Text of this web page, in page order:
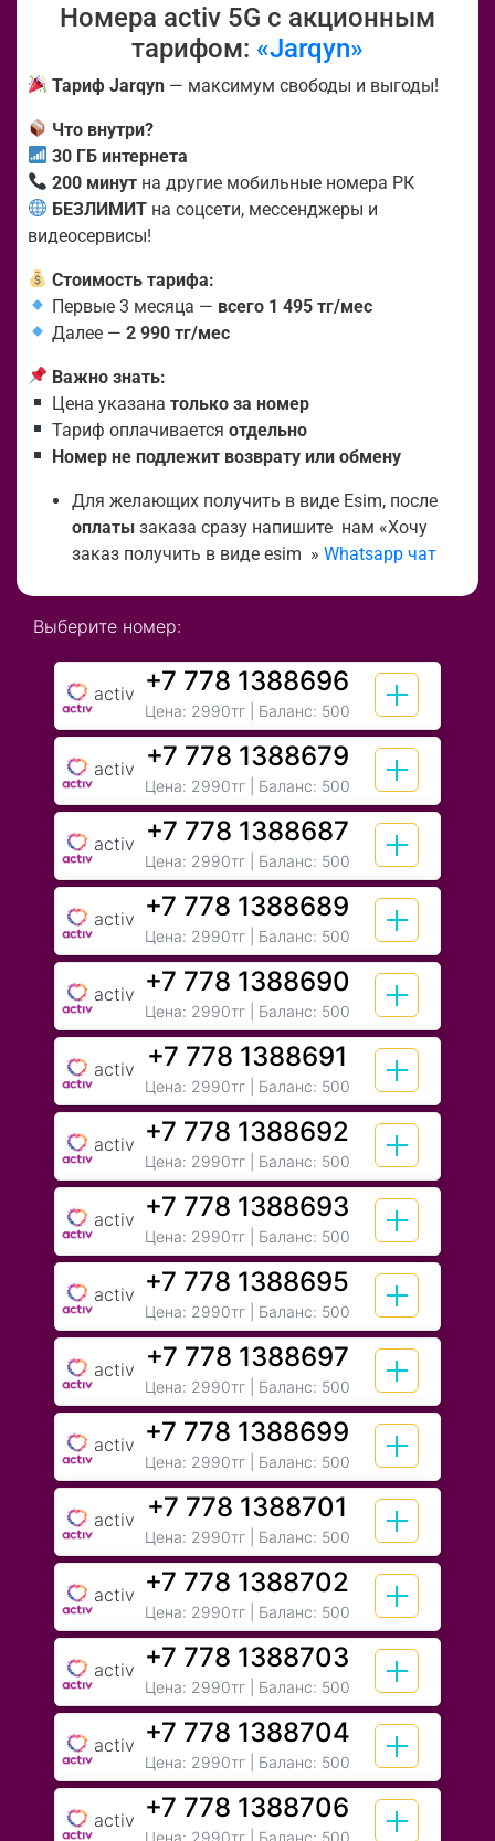
Номера activ 5G с акционным
тарифом: «Jarqyn»
Тариф Jarqyn — максимум свободы и выгоды!
Что внутри?
30 ГБ интернета
200 минут на другие мобильные номера РК
БЕЗЛИМИТ на соцсети, мессенджеры и
видеосервисы!
Стоимость тарифа:
Первые 3 месяца — всего 1 495 тг/мес
Далее —2 990 тг/мес
Важно знать:
Цена указанатолько за номер
Тариф оплачиваетсяотдельно
Номер не подлежит возврату или обмену
Для желающих получить в виде Esim, после
оплаты заказа сразу напишите нам «Хочу
заказ получить в виде esim » Whatsapp чат
Выберите номер:
activ +7 778 1388696
Цена: 2990тг| Баланс: 500
activ +7 778 1388679
Цена: 2990тг| Баланс: 500
activ +7 778 1388687
Цена: 2990тг| Баланс: 500
activ +7 778 1388689
Цена: 2990тг| Баланс: 500
activ +7 778 1388690
Цена: 2990тг| Баланс: 500
activ +7 778 1388691
Цена: 2990тг| Баланс: 500
activ +7 778 1388692
Цена: 2990тг| Баланс: 500
activ +7 778 1388693
Цена: 2990тг| Баланс: 500
activ +7 778 1388695
Цена: 2990тг| Баланс: 500
activ +7 778 1388697
Цена: 2990тг| Баланс: 500
activ +7 778 1388699
Цена: 2990тг| Баланс: 500
activ +7 778 1388701
Цена: 2990тг| Баланс: 500
activ +7 778 1388702
Цена: 2990тг| Баланс: 500
activ +7 778 1388703
Цена: 2990тг| Баланс: 500
activ +7 778 1388704
Цена: 2990тг| Баланс: 500
activ +7 778 1388706
Цена: 2990тг| Баланс: 500